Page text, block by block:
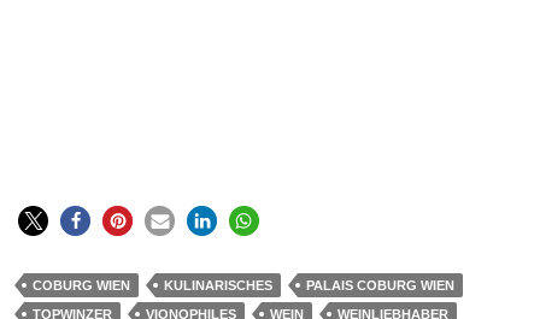
COBURG WIEN KULINARISCHES
PALAIS COBURG WIEN
TOPWINZER
VIONOPHILES WEIN
WEINLIEBHABER